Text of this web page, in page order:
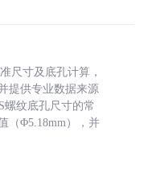
尺寸及底孔计算，
提供专业数据来源
螺纹底孔尺寸的常
（Φ5.18mm），并